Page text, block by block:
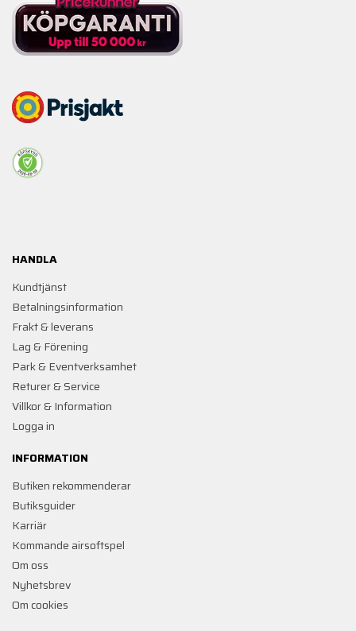
HANDLA
Kundtjänst
Betalningsinformation
Frakt & leverans
Lag & Förening
Park & Eventverksamhet
Returer & Service
Villkor & Information
Logga in
INFORMATION
Butiken rekommenderar
Butiksguider
Karriär
Kommande airsoftspel
Om oss
Nyhetsbrev
Om cookies